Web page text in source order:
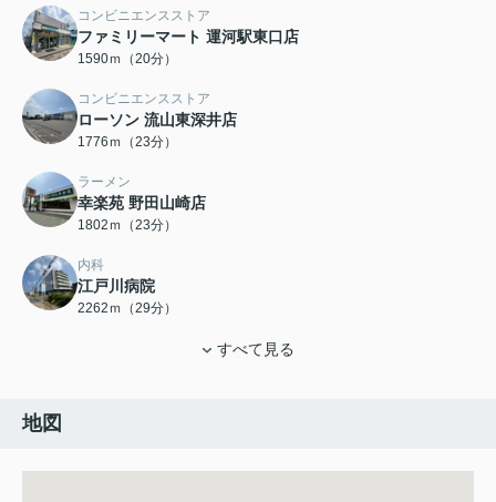
コンビニエンスストア
ファミリーマート 運河駅東口店
1590ｍ（20分）
コンビニエンスストア
ローソン 流山東深井店
1776ｍ（23分）
ラーメン
幸楽苑 野田山崎店
1802ｍ（23分）
内科
江戸川病院
2262ｍ（29分）
すべて見る
地図